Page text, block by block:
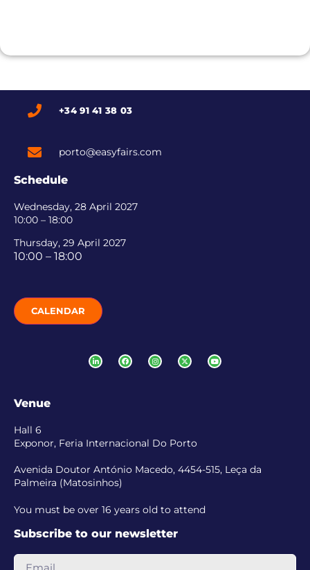
+34 91 41 38 03
porto@easyfairs.com
Schedule
Wednesday, 28 April 2027
10:00 – 18:00
Thursday, 29 April 2027
10:00 – 18:00
CALENDAR
Venue
Hall 6
Exponor, Feria Internacional Do Porto
Avenida Doutor António Macedo, 4454-515, Leça da
Palmeira (Matosinhos)
You must be over 16 years old to attend
Subscribe to our newsletter